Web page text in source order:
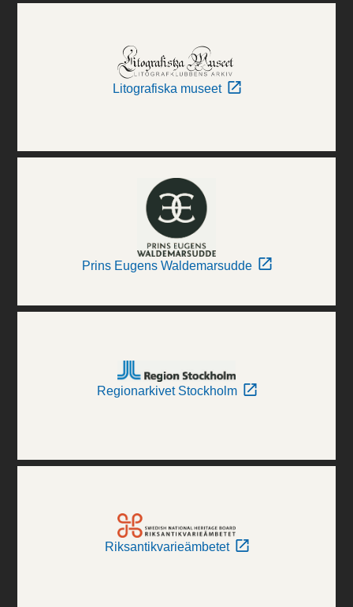
Litografiska museet
Prins Eugens Waldemarsudde
Regionarkivet Stockholm
Riksantikvarieämbetet